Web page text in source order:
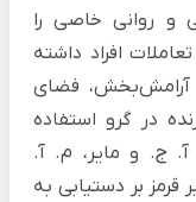
و روانی خاصی را
افراد داشته
آرامش‌بخش، فضای
در گرو استفاده
آ. ج. و مایر، م. آ.
قرمز بر دستیابی به